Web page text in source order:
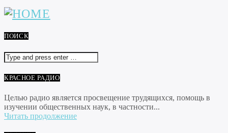
ПОИСК
КРАСНОЕ РАДИО
Целью радио является просвещение трудящихся, помощь в
изучении общественных наук, в частности...
Читать продолжение